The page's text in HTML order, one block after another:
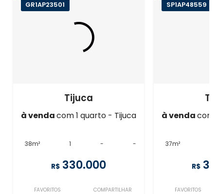
GR1AP23501
Tijuca
à vendacom 1 quarto - Tijuca
38m² 1 - -
R$ 330.000
FAVORITOS COMPARTILHAR
SP1AP48559
à vendacom
37m²
R$
FAVORITOS